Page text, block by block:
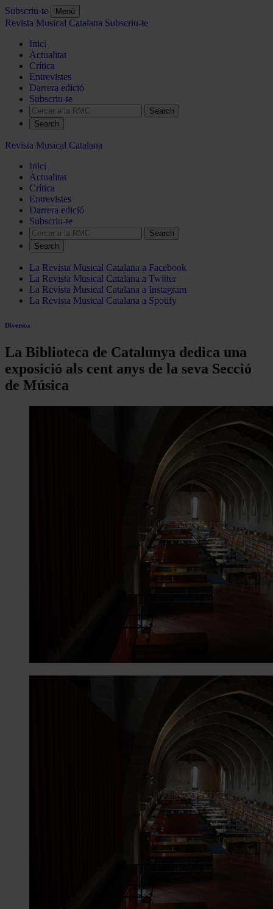
Subscriu-te Menú
Revista Musical Catalana Subscriu-te
Inici
Actualitat
Crítica
Entrevistes
Darrera edició
Subscriu-te
Search
Revista Musical Catalana
Inici
Actualitat
Crítica
Entrevistes
Darrera edició
Subscriu-te
Search
La Revista Musical Catalana a Facebook
La Revista Musical Catalana a Twitter
La Revista Musical Catalana a Instagram
La Revista Musical Catalana a Spotify
Diversos
La Biblioteca de Catalunya dedica una
exposició als cent anys de la seva Secció
de Música